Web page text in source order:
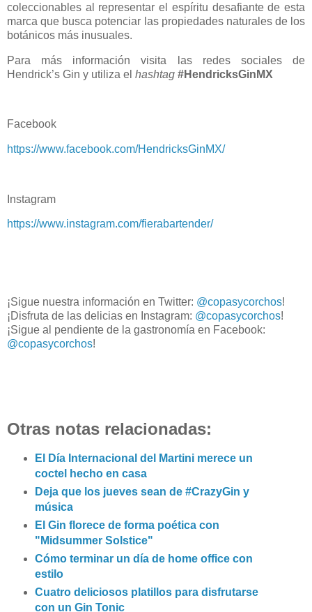
coleccionables al representar el espíritu desafiante de esta
marca que busca potenciar las propiedades naturales de los
botánicos más inusuales.
Para más información visita las redes sociales de
Hendrick’s Gin y utiliza el hashtag #HendricksGinMX
Facebook
https://www.facebook.com/HendricksGinMX/
Instagram
https://www.instagram.com/fierabartender/
¡Sigue nuestra información en Twitter: @copasycorchos!
¡Disfruta de las delicias en Instagram: @copasycorchos!
¡Sigue al pendiente de la gastronomía en Facebook:
@copasycorchos!
Otras notas relacionadas:
El Día Internacional del Martini merece un
coctel hecho en casa
Deja que los jueves sean de #CrazyGin y
música
El Gin florece de forma poética con
"Midsummer Solstice"
Cómo terminar un día de home office con
estilo
Cuatro deliciosos platillos para disfrutarse
con un Gin Tonic